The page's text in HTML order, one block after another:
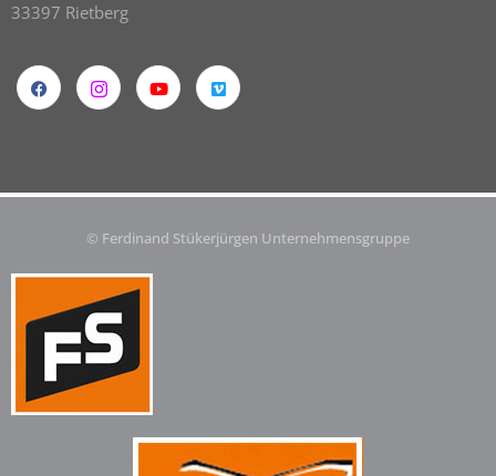
33397 Rietberg
© Ferdinand Stükerjürgen Unternehmensgruppe